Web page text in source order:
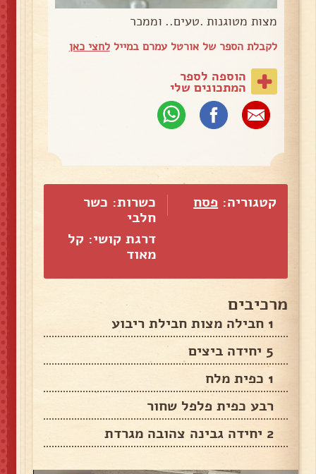
מצות מטוגנות .טעים.. וממכר
לקבלת הספר של אורטל עמרם במייללחצי כאן
הוספה לספר
המתכונים שלי
קטגוריה: פסח
כשרות: כשר
חלבי
דרגת קושי: קל
מאוד
מרכיבים
1 חבילה מצות חבילת ריבוע
5 יחידה ביצים
1 כפית מלח
רבע כפית פלפל שחור
2 יחידה גבינה צהובה מגרדת